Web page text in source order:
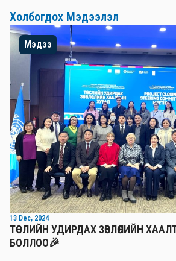
Холбогдох Мэдээлэл
Мэдээ
13 Dec, 2024
ТӨСЛИЙН УДИРДАХ ЗӨВЛӨЛИЙН
БОЛЛОО🎉